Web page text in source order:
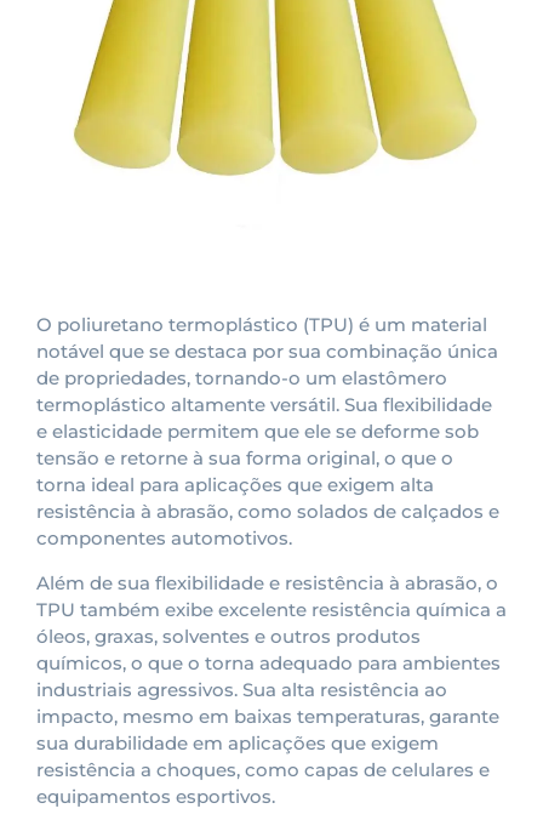
O poliuretano termoplástico (TPU) é um material
notável que se destaca por sua combinação única
de propriedades, tornando-o um elastômero
termoplástico altamente versátil. Sua flexibilidade
e elasticidade permitem que ele se deforme sob
tensão e retorne à sua forma original, o que o
torna ideal para aplicações que exigem alta
resistência à abrasão, como solados de calçados e
componentes automotivos.
Além de sua flexibilidade e resistência à abrasão, o
TPU também exibe excelente resistência química a
óleos, graxas, solventes e outros produtos
químicos, o que o torna adequado para ambientes
industriais agressivos. Sua alta resistência ao
impacto, mesmo em baixas temperaturas, garante
sua durabilidade em aplicações que exigem
resistência a choques, como capas de celulares e
equipamentos esportivos.